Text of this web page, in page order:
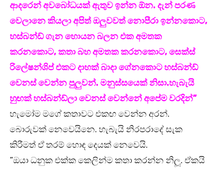
ආදරෙන් අවබෝධයක් ඇතුව ඉන්න ඕන. දැන් පරණ
වෙලානෙ කියලා අපිත් ඔලුවවත් නොපීරා ඉන්නකොට,
හස්බන්ඩ් ගැන හොයන බලන එක අමතක
කරනකොට, කතා බහ අමතක කරනකොට, සෙක්ස්
රිලේෂන්ශිප් එකට දාහක් බාදා ගේනකොට හස්බන්ඩ්
වෙනස් වෙන්න පුලුවන්. මනුස්සයෙක් නිසා.හැබැයි
හුඟක් හස්බන්ඩ්ලා වෙනස් වෙන්නේ අපේම වරදින්”
හැමෝම මගේ කතාවට එකඟ වෙන්න අරන්.
බොරුවක් නෙවෙයිනෙ. හැබැයි නිරපරාදේ සැක
කිරීමත් ඒ තරම් හොඳ දෙයක් නෙවෙයි.
“ඔයා ධනුක එක්ක කෙලින්ම කතා කරන්න නිලූ. ඒකයි